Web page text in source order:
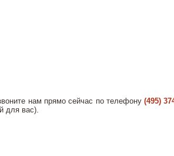
нам прямо сейчас по телефону(495)
для вас).